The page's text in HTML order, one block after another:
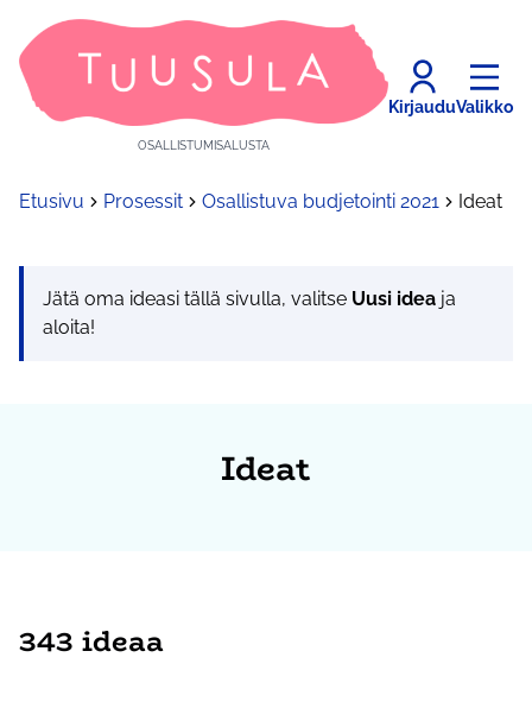
OSALLISTUMISALUSTA
KirjauduValikko
Etusivu Prosessit Osallistuva budjetointi 2021 Ideat
Jätä oma ideasi tällä sivulla, valitse Uusi idea ja
aloita!
Ideat
343 ideaa